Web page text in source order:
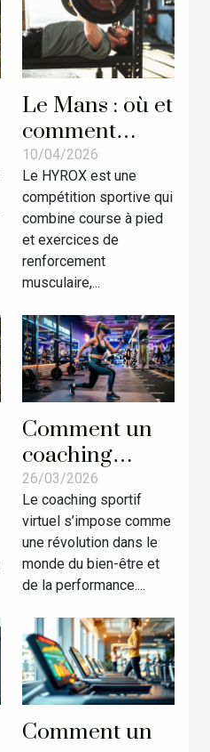
Le Mans : où et
comment
s’entraîner au
prochain
HYROX ?
10/04/2026
Le HYROX est une
compétition sportive qui
combine course à pied
et exercices de
renforcement
musculaire,...
Comment un
coaching
sportif virtuel
peut
transformer
votre routine
d'entraînement
26/03/2026
Le coaching sportif
virtuel s’impose comme
une révolution dans le
monde du bien-être et
de la performance....
Comment un